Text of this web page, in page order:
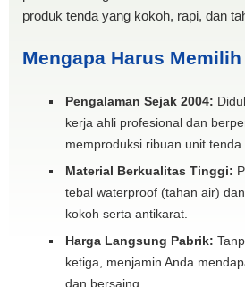
produk tenda yang kokoh, rapi, dan
Mengapa Harus
Pengalaman Sejak 2004:
kerja ahli profesional dan
memproduksi ribuan unit tenda.
Material Berkualitas Tinggi:
tebal waterproof (tahan air)
kokoh serta antikarat.
Harga Langsung Pabrik:
ketiga, menjamin Anda
dan bersaing.